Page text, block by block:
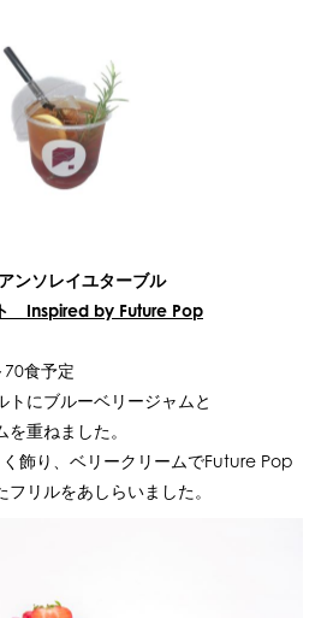
ンソレイユターブル
Inspired by Future Pop
食予定
トにブルーベリージャムと
重ねました。
飾り、ベリークリームでFuture Pop
リルをあしらいました。